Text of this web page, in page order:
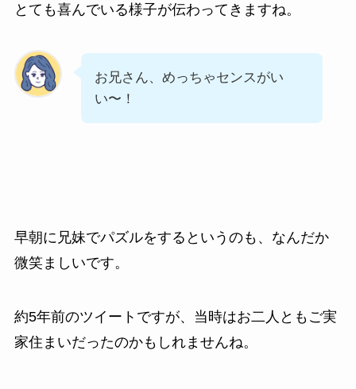
とても喜んでいる様子が伝わってきますね。
お兄さん、めっちゃセンスがい
い〜！
早朝に兄妹でパズルをするというのも、なんだか
微笑ましいです。
約5年前のツイートですが、当時はお二人ともご実
家住まいだったのかもしれませんね。